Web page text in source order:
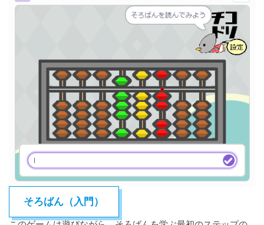
そろばん（入門）